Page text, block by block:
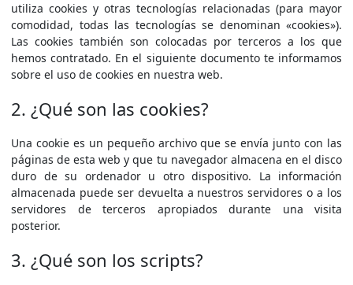
utiliza cookies y otras tecnologías relacionadas (para mayor
comodidad, todas las tecnologías se denominan «cookies»).
Las cookies también son colocadas por terceros a los que
hemos contratado. En el siguiente documento te informamos
sobre el uso de cookies en nuestra web.
2. ¿Qué son las cookies?
Una cookie es un pequeño archivo que se envía junto con las
páginas de esta web y que tu navegador almacena en el disco
duro de su ordenador u otro dispositivo. La información
almacenada puede ser devuelta a nuestros servidores o a los
servidores de terceros apropiados durante una visita
posterior.
3. ¿Qué son los scripts?